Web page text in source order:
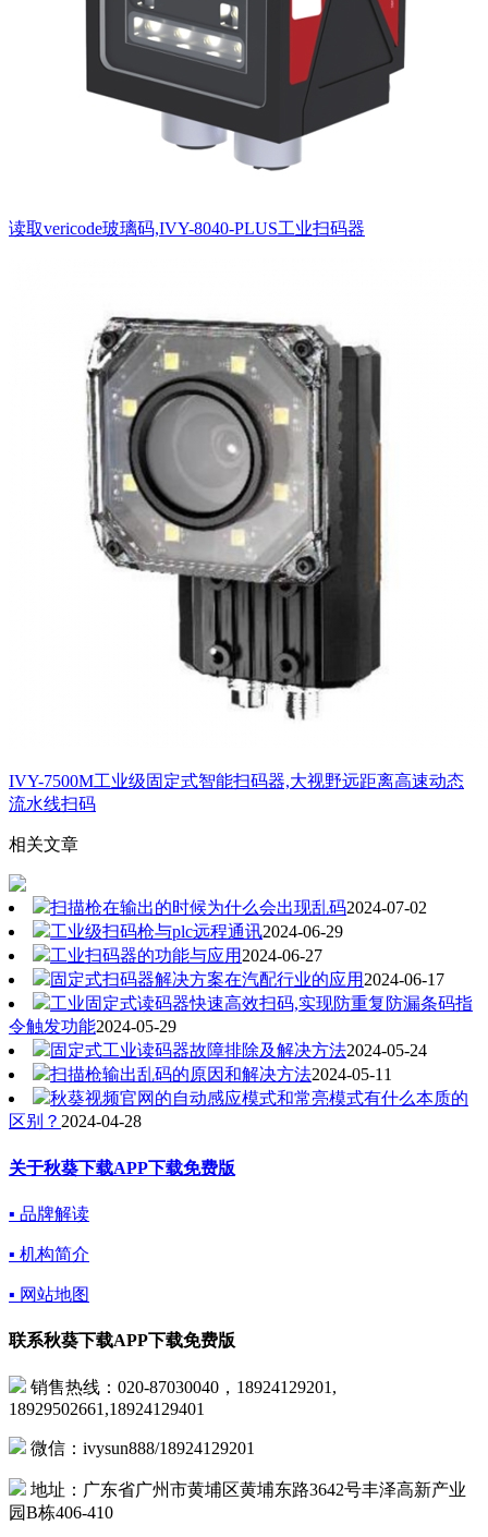
读取vericode玻璃码,IVY-8040-PLUS工业扫码器
IVY-7500M工业级固定式智能扫码器,大视野远距离高速动态
流水线扫码
相关文章
扫描枪在输出的时候为什么会出现乱码2024-07-02
工业级扫码枪与plc远程通讯2024-06-29
工业扫码器的功能与应用 2024-06-27
固定式扫码器解决方案在汽配行业的应用 2024-06-17
工业固定式读码器快速高效扫码,实现防重复防漏条码指
令触发功能2024-05-29
固定式工业读码器故障排除及解决方法2024-05-24
扫描枪输出乱码的原因和解决方法2024-05-11
秋葵视频官网的自动感应模式和常亮模式有什么本质的
区别？ 2024-04-28
关于秋葵下载APP下载免费版
▪ 品牌解读
▪ 机构简介
▪ 网站地图
联系秋葵下载APP下载免费版
销售热线：020-87030040，18924129201,
18929502661,18924129401
微信：ivysun888/18924129201
地址：广东省广州市黄埔区黄埔东路3642号丰泽高新产业
园B栋406-410